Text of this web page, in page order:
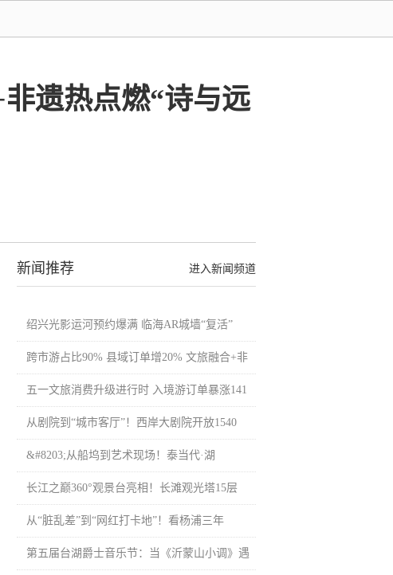
遗热点燃“诗与远
进入新闻频道
新闻推荐
绍兴光影运河预约爆满 临海AR城墙“复活”
跨市游占比90% 县域订单增20% 文旅融合+非
五一文旅消费升级进行时 入境游订单暴涨141
从剧院到“城市客厅”！西岸大剧院开放1540
&#8203;从船坞到艺术现场！泰当代·湖
长江之巅360°观景台亮相！长滩观光塔15层
从“脏乱差”到“网红打卡地”！看杨浦三年
第五届台湖爵士音乐节：当《沂蒙山小调》遇